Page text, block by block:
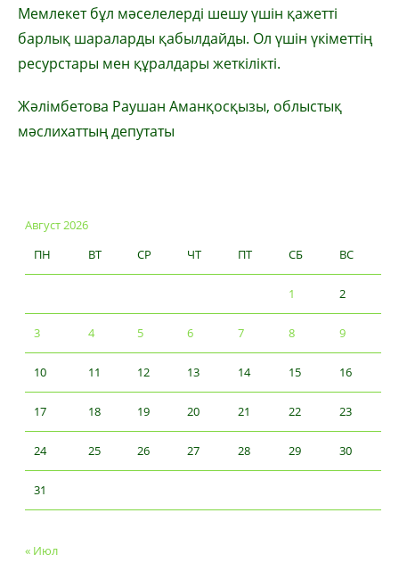
Мемлекет бұл мәселелерді шешу үшін қажетті
барлық шараларды қабылдайды. Ол үшін үкіметтің
ресурстары мен құралдары жеткілікті.
Жәлімбетова Раушан Аманқосқызы, облыстық
мәслихаттың депутаты
Август 2026
ПН
ВТ СР ЧТ ПТ СБ ВС
1 2
3 4 5 6 7 8 9
10 11 12 13 14 15 16
17 18 19 20 21 22 23
24 25 26 27 28 29 30
31
« Июл